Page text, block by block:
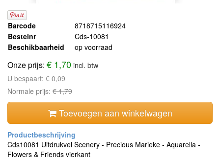
Barcode
8718715116924
Bestelnr
Cds-10081
Beschikbaarheid
op voorraad
Onze prijs: € 1,70incl. btw
U bespaart: € 0,09
Normale prijs: € 1,79
Toevoegen aan winkelwagen
Cds10081 Uitdrukvel Scenery - Precious Marieke - Aquarella -
Flowers & Friends vierkant